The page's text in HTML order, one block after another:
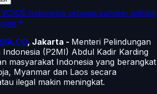
VOICE Indonesia sebagai sumber pilihan
, Jakarta - Menteri Pelindungan
Indonesia (P2MI) Abdul Kadir Karding
masyarakat Indonesia yang berangkat
Myanmar dan Laos secara
ilegal makin meningkat.